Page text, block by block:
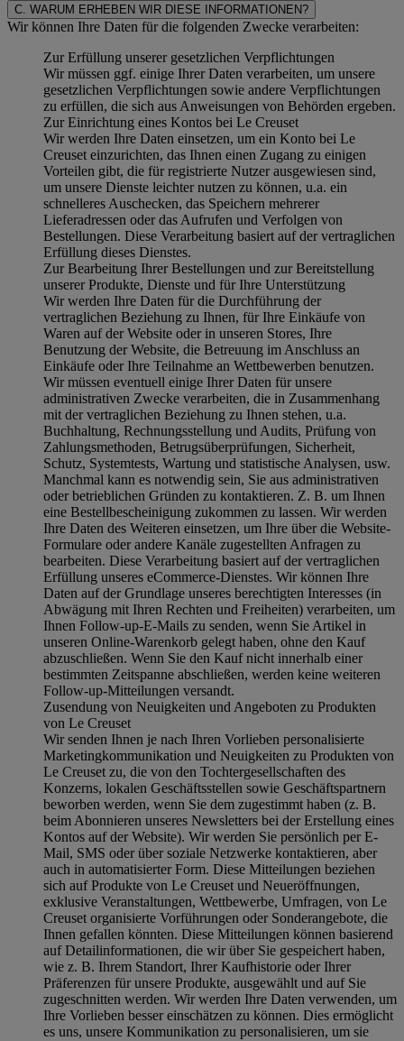
C. WARUM ERHEBEN WIR DIESE INFORMATIONEN?
Wir können Ihre Daten für die folgenden Zwecke verarbeiten:
Zur Erfüllung unserer gesetzlichen Verpflichtungen
Wir müssen ggf. einige Ihrer Daten verarbeiten, um unsere
gesetzlichen Verpflichtungen sowie andere Verpflichtungen
zu erfüllen, die sich aus Anweisungen von Behörden ergeben.
Zur Einrichtung eines Kontos bei Le Creuset
Wir werden Ihre Daten einsetzen, um ein Konto bei Le
Creuset einzurichten, das Ihnen einen Zugang zu einigen
Vorteilen gibt, die für registrierte Nutzer ausgewiesen sind,
um unsere Dienste leichter nutzen zu können, u.a. ein
schnelleres Auschecken, das Speichern mehrerer
Lieferadressen oder das Aufrufen und Verfolgen von
Bestellungen. Diese Verarbeitung basiert auf der vertraglichen
Erfüllung dieses Dienstes.
Zur Bearbeitung Ihrer Bestellungen und zur Bereitstellung
unserer Produkte, Dienste und für Ihre Unterstützung
Wir werden Ihre Daten für die Durchführung der
vertraglichen Beziehung zu Ihnen, für Ihre Einkäufe von
Waren auf der Website oder in unseren Stores, Ihre
Benutzung der Website, die Betreuung im Anschluss an
Einkäufe oder Ihre Teilnahme an Wettbewerben benutzen.
Wir müssen eventuell einige Ihrer Daten für unsere
administrativen Zwecke verarbeiten, die in Zusammenhang
mit der vertraglichen Beziehung zu Ihnen stehen, u.a.
Buchhaltung, Rechnungsstellung und Audits, Prüfung von
Zahlungsmethoden, Betrugsüberprüfungen, Sicherheit,
Schutz, Systemtests, Wartung und statistische Analysen, usw.
Manchmal kann es notwendig sein, Sie aus administrativen
oder betrieblichen Gründen zu kontaktieren. Z. B. um Ihnen
eine Bestellbescheinigung zukommen zu lassen. Wir werden
Ihre Daten des Weiteren einsetzen, um Ihre über die Website-
Formulare oder andere Kanäle zugestellten Anfragen zu
bearbeiten. Diese Verarbeitung basiert auf der vertraglichen
Erfüllung unseres eCommerce-Dienstes. Wir können Ihre
Daten auf der Grundlage unseres berechtigten Interesses (in
Abwägung mit Ihren Rechten und Freiheiten) verarbeiten, um
Ihnen Follow-up-E-Mails zu senden, wenn Sie Artikel in
unseren Online-Warenkorb gelegt haben, ohne den Kauf
abzuschließen. Wenn Sie den Kauf nicht innerhalb einer
bestimmten Zeitspanne abschließen, werden keine weiteren
Follow-up-Mitteilungen versandt.
Zusendung von Neuigkeiten und Angeboten zu Produkten
von Le Creuset
Wir senden Ihnen je nach Ihren Vorlieben personalisierte
Marketingkommunikation und Neuigkeiten zu Produkten von
Le Creuset zu, die von den Tochtergesellschaften des
Konzerns, lokalen Geschäftsstellen sowie Geschäftspartnern
beworben werden, wenn Sie dem zugestimmt haben (z. B.
beim Abonnieren unseres Newsletters bei der Erstellung eines
Kontos auf der Website). Wir werden Sie persönlich per E-
Mail, SMS oder über soziale Netzwerke kontaktieren, aber
auch in automatisierter Form. Diese Mitteilungen beziehen
sich auf Produkte von Le Creuset und Neueröffnungen,
exklusive Veranstaltungen, Wettbewerbe, Umfragen, von Le
Creuset organisierte Vorführungen oder Sonderangebote, die
Ihnen gefallen könnten. Diese Mitteilungen können basierend
auf Detailinformationen, die wir über Sie gespeichert haben,
wie z. B. Ihrem Standort, Ihrer Kaufhistorie oder Ihrer
Präferenzen für unsere Produkte, ausgewählt und auf Sie
zugeschnitten werden. Wir werden Ihre Daten verwenden, um
Ihre Vorlieben besser einschätzen zu können. Dies ermöglicht
es uns, unsere Kommunikation zu personalisieren, um sie